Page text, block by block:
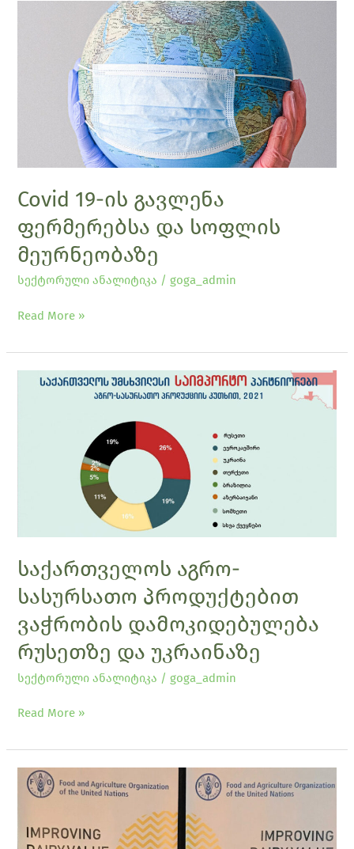
Covid 19-ის გავლენა
ფერმერებსა და სოფლის
მეურნეობაზე
სექტორული ანალიტიკა /goga_admin
ფერმერებსა
მეურნეობაზე
Read More »
საქართველოს აგრო-
სასურსათო პროდუქტებით
ვაჭრობის დამოკიდებულება
რუსეთზე და უკრაინაზე
სექტორული ანალიტიკა /goga_admin
საქართველოს
პროდუქტებით
დამოკიდებულება
Read More »
საქართველოს
რძის
საბაზისო